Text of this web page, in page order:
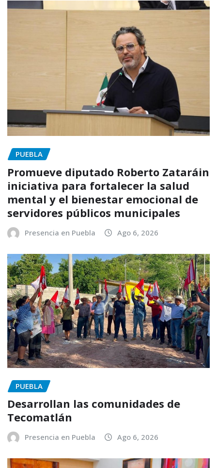
PUEBLA
Promueve diputado Roberto Zataráin
iniciativa para fortalecer la salud
mental y el bienestar emocional de
servidores públicos municipales
Presencia en Puebla Ago 6, 2026
PUEBLA
Desarrollan las comunidades de
Tecomatlán
Presencia en Puebla Ago 6, 2026